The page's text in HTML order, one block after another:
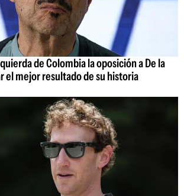
de Colombia la oposición a De la
el mejor resultado de su historia